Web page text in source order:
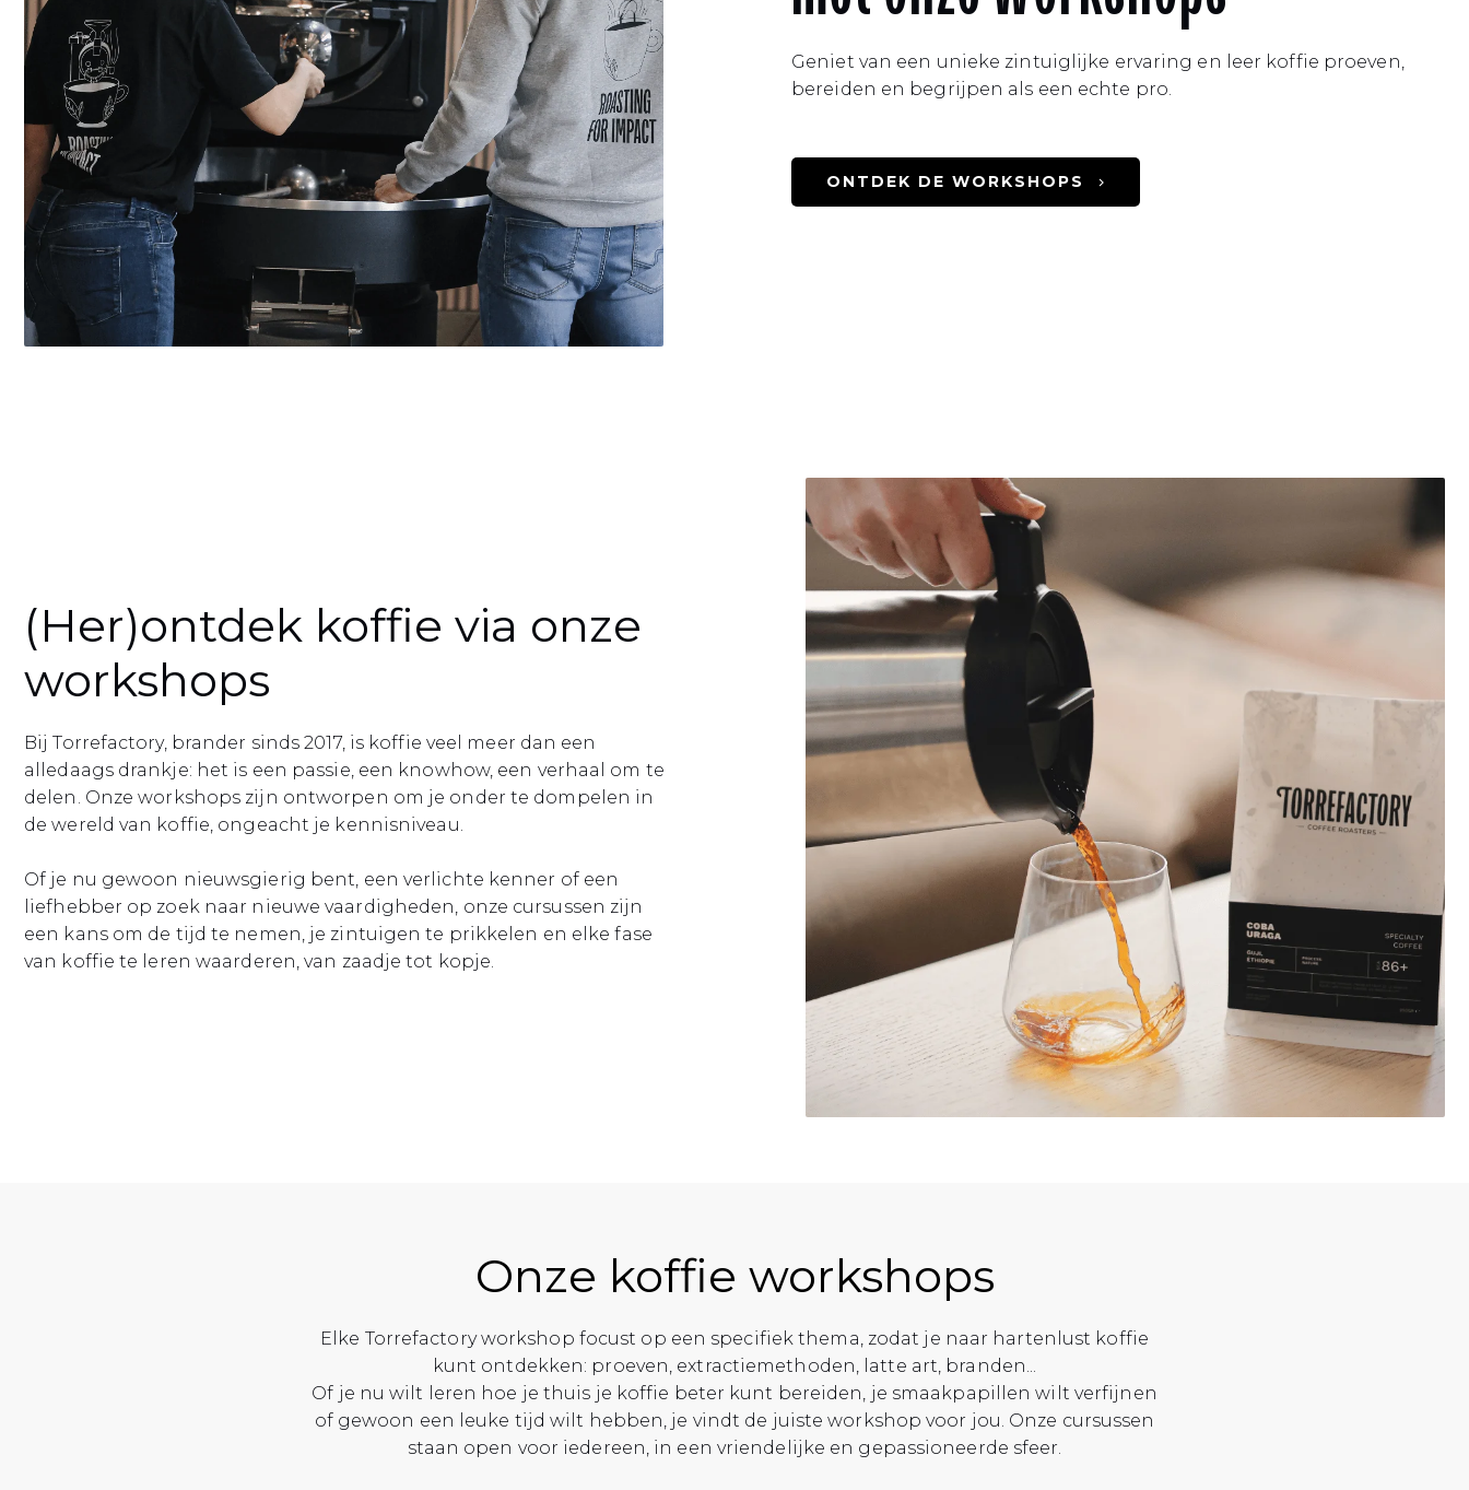
Geniet van een unieke zintuiglijke ervaring en leer koffie proeven,
bereiden en begrijpen als een echte pro.
ONTDEK DE WORKSHOPS
(Her)ontdek koffie via onze
workshops
Bij Torrefactory, brander sinds 2017, is koffie veel meer dan een
alledaags drankje: het is een passie, een knowhow, een verhaal om te
delen. Onze workshops zijn ontworpen om je onder te dompelen in
de wereld van koffie, ongeacht je kennisniveau.
Of je nu gewoon nieuwsgierig bent, een verlichte kenner of een
liefhebber op zoek naar nieuwe vaardigheden, onze cursussen zijn
een kans om de tijd te nemen, je zintuigen te prikkelen en elke fase
van koffie te leren waarderen, van zaadje tot kopje.
Onze koffie workshops
Elke Torrefactory workshop focust op een specifiek thema, zodat je naar hartenlust koffie
kunt ontdekken: proeven, extractiemethoden, latte art, branden...
Of je nu wilt leren hoe je thuis je koffie beter kunt bereiden, je smaakpapillen wilt verfijnen
of gewoon een leuke tijd wilt hebben, je vindt de juiste workshop voor jou. Onze cursussen
staan open voor iedereen, in een vriendelijke en gepassioneerde sfeer.